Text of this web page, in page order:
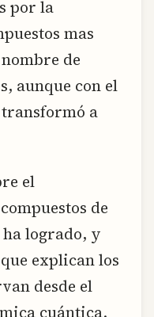
por la
mas
de
aunque con el
a
el
de
logrado, y
explican los
desde el
cuántica.